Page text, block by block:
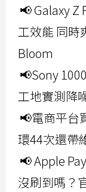
📢 Galaxy Z
工效能 同時
Bloom
📢Sony
工地實測降
📢電商平台
環44次還帶
📢 Apple
沒刷到嗎？